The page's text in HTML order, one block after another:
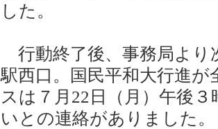
した。
行動終了後、事務局より
駅西口。国民平和大行進
スは７月22日（月）午後
いとの連絡がありました。